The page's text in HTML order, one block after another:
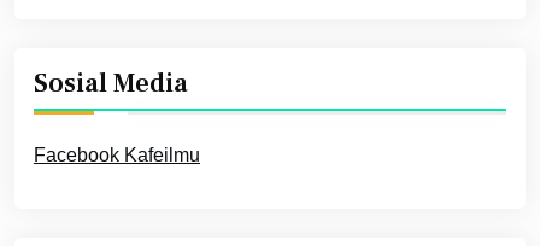
Sosial Media
Facebook Kafeilmu